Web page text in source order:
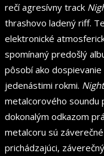
rečí agresívny track
thrashovo ladený riff.
elektronické
spomínaný predošlý
pôsobí ako
jedenástimi rokmi.
metalcorového soundu
dokonalým odkazom
metalcoru sú
prichádzajúci,